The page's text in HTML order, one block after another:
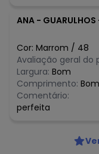
ANA - GUARULHOS -
Cor: Marrom / 48
Avaliação geral do
Largura: Bom
Comprimento: Bom
Comentário:
perfeita